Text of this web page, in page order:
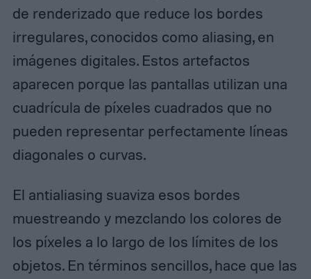
de renderizado que reduce los bordes
irregulares, conocidos como aliasing, en
imágenes digitales. Estos artefactos
aparecen porque las pantallas utilizan una
cuadrícula de píxeles cuadrados que no
pueden representar perfectamente líneas
diagonales o curvas.
El antialiasing suaviza esos bordes
muestreando y mezclando los colores de
los píxeles a lo largo de los límites de los
objetos. En términos sencillos, hace que las